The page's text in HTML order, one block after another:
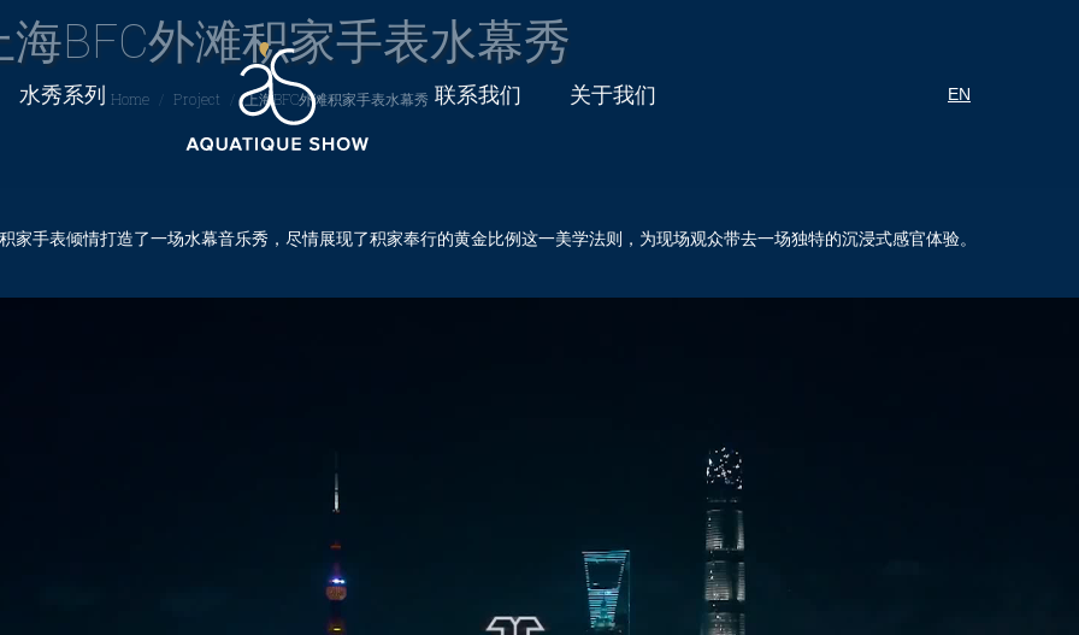
水秀系列 联系我们 关于我们 EN
海BFC外滩积家手表水幕秀
You are here:
Home Project 上海BFC外滩积家手表水幕秀
手表倾情打造了一场水幕音乐秀，尽情展现了积家奉行的黄金比例这一美学法则，为现场观众带去一场独特的沉浸式感官体验。